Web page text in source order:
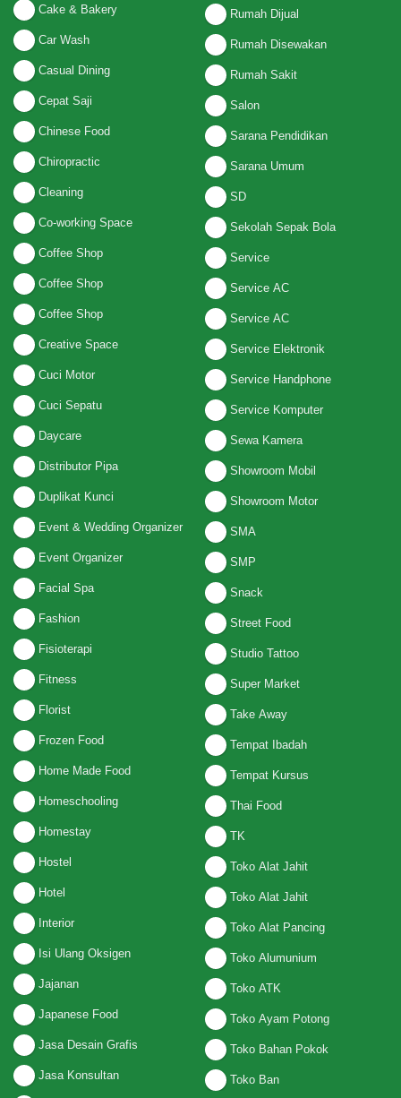
Cake & Bakery
Car Wash
Casual Dining
Cepat Saji
Chinese Food
Chiropractic
Cleaning
Co-working Space
Coffee Shop
Coffee Shop
Coffee Shop
Creative Space
Cuci Motor
Cuci Sepatu
Daycare
Distributor Pipa
Duplikat Kunci
Event & Wedding Organizer
Event Organizer
Facial Spa
Fashion
Fisioterapi
Fitness
Florist
Frozen Food
Home Made Food
Homeschooling
Homestay
Hostel
Hotel
Interior
Isi Ulang Oksigen
Jajanan
Japanese Food
Jasa Desain Grafis
Jasa Konsultan
Rumah Dijual
Rumah Disewakan
Rumah Sakit
Salon
Sarana Pendidikan
Sarana Umum
SD
Sekolah Sepak Bola
Service
Service AC
Service AC
Service Elektronik
Service Handphone
Service Komputer
Sewa Kamera
Showroom Mobil
Showroom Motor
SMA
SMP
Snack
Street Food
Studio Tattoo
Super Market
Take Away
Tempat Ibadah
Tempat Kursus
Thai Food
TK
Toko Alat Jahit
Toko Alat Jahit
Toko Alat Pancing
Toko Alumunium
Toko ATK
Toko Ayam Potong
Toko Bahan Pokok
Toko Ban